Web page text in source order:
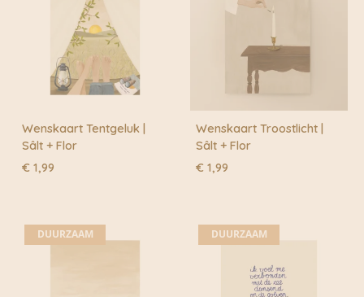
Wenskaart Tentgeluk |
Sâlt + Flor
€ 1,99
Wenskaart Troostlicht |
Sâlt + Flor
€ 1,99
DUURZAAM DUURZAAM